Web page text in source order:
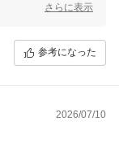
さらに表示
参考になった
2026/07/10